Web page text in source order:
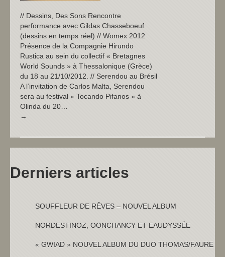
// Dessins, Des Sons Rencontre
performance avec Gildas Chasseboeuf
(dessins en temps réel) // Womex 2012
Présence de la Compagnie Hirundo
Rustica au sein du collectif « Bretagnes
World Sounds » à Thessalonique (Grèce)
du 18 au 21/10/2012. // Serendou au Brésil
A l’invitation de Carlos Malta, Serendou
sera au festival « Tocando Pifanos » à
Olinda du 20…
→
Derniers articles
SOUFFLEUR DE RÊVES – NOUVEL ALBUM
NORDESTINOZ, OONCHANCY ET EAUDYSSÉE
« GWIAD » NOUVEL ALBUM DU DUO THOMAS/FAURE